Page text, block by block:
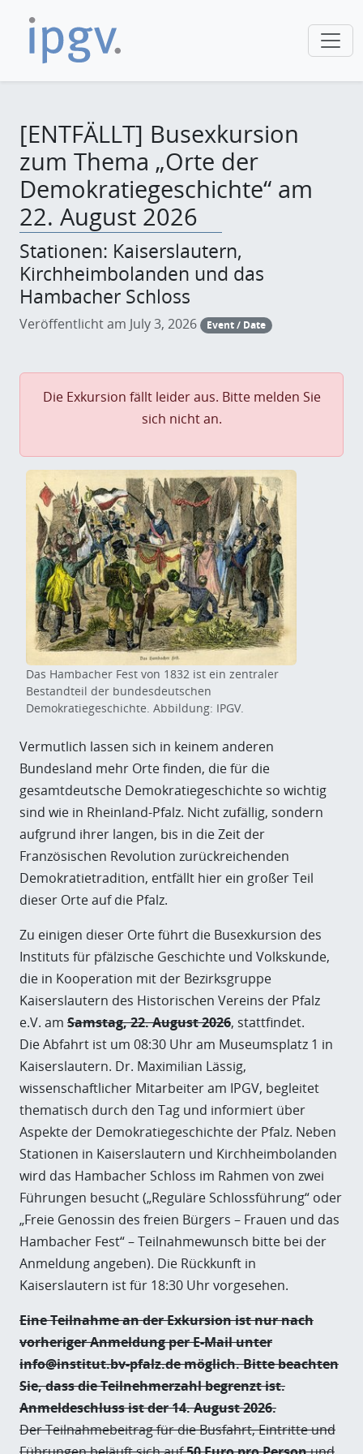
[ENTFÄLLT] Busexkursion
zum Thema „Orte der
Demokratiegeschichte“ am
22. August 2026
Stationen: Kaiserslautern,
Kirchheimbolanden und das
Hambacher Schloss
Veröffentlicht am July 3, 2026 Event / Date
Die Exkursion fällt leider aus. Bitte melden Sie
sich nicht an.
Das Hambacher Fest von 1832 ist ein zentraler
Bestandteil der bundesdeutschen
Demokratiegeschichte. Abbildung: IPGV.
Vermutlich lassen sich in keinem anderen
Bundesland mehr Orte finden, die für die
gesamtdeutsche Demokratiegeschichte so wichtig
sind wie in Rheinland-Pfalz. Nicht zufällig, sondern
aufgrund ihrer langen, bis in die Zeit der
Französischen Revolution zurückreichenden
Demokratietradition, entfällt hier ein großer Teil
dieser Orte auf die Pfalz.
Zu einigen dieser Orte führt die Busexkursion des
Instituts für pfälzische Geschichte und Volkskunde,
die in Kooperation mit der Bezirksgruppe
Kaiserslautern des Historischen Vereins der Pfalz
e.V. am Samstag, 22. August 2026, stattfindet.
Die Abfahrt ist um 08:30 Uhr am Museumsplatz 1 in
Kaiserslautern. Dr. Maximilian Lässig,
wissenschaftlicher Mitarbeiter am IPGV, begleitet
thematisch durch den Tag und informiert über
Aspekte der Demokratiegeschichte der Pfalz. Neben
Stationen in Kaiserslautern und Kirchheimbolanden
wird das Hambacher Schloss im Rahmen von zwei
Führungen besucht („Reguläre Schlossführung“ oder
„Freie Genossin des freien Bürgers – Frauen und das
Hambacher Fest“ – Teilnahmewunsch bitte bei der
Anmeldung angeben). Die Rückkunft in
Kaiserslautern ist für 18:30 Uhr vorgesehen.
Eine Teilnahme an der Exkursion ist nur nach
vorheriger Anmeldung per E-Mail unter
info@institut.bv-pfalz.de möglich. Bitte beachten
Sie, dass die Teilnehmerzahl begrenzt ist.
Anmeldeschluss ist der 14. August 2026.
Der Teilnahmebeitrag für die Busfahrt, Eintritte und